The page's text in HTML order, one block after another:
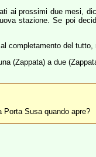
ai prossimi due mesi,
stazione. Se poi
completamento del
(Zappata) a due
Porta Susa quando apre?